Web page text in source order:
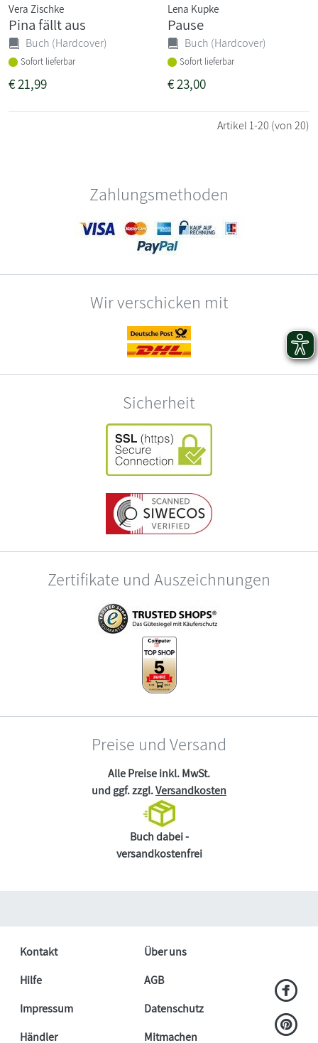
Vera Zischke
Pina fällt aus
Buch (Hardcover)
Sofort lieferbar
€21,99
Lena Kupke
Pause
Buch (Hardcover)
Sofort lieferbar
€23,00
Artikel1-20 (von 20)
Zahlungsmethoden
Wir verschicken mit
Sicherheit
Zertifikate und Auszeichnungen
Preise und Versand
Alle Preise inkl. MwSt.
und ggf. zzgl.Versandkosten
Buch dabei -
versandkostenfrei
Kontakt
Über uns
Hilfe
AGB
Impressum
Datenschutz
Händler
Mitmachen